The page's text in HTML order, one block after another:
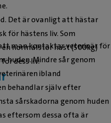
Det är ovanligt att hästar
för hästens liv. Som
normalstor häst (500kg)
dess liv.
man kontaktar veterinär för
huden. Mindre sår genom
ibland
behandlar själv efter
sårskadorna genom huden
eftersom dessa ofta är